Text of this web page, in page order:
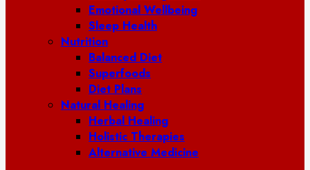
Emotional Wellbeing
Sleep Health
Nutrition
Balanced Diet
Superfoods
Diet Plans
Natural Healing
Herbal Healing
Holistic Therapies
Alternative Medicine